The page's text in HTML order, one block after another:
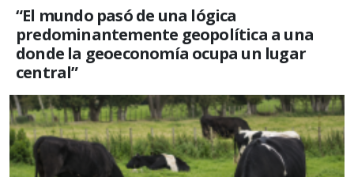
“El mundo pasó de una lógica
predominantemente geopolítica a una
donde la geoeconomía ocupa un lugar
central”